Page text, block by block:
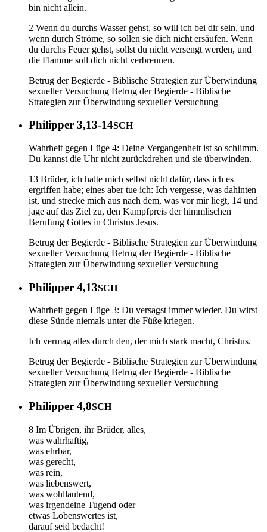
bin nicht allein.
2 Wenn du durchs Wasser gehst, so will ich bei dir sein, und
wenn durch Ströme, so sollen sie dich nicht ersäufen. Wenn
du durchs Feuer gehst, sollst du nicht versengt werden, und
die Flamme soll dich nicht verbrennen.
Betrug der Begierde - Biblische Strategien zur Überwindung
sexueller Versuchung Betrug der Begierde - Biblische
Strategien zur Überwindung sexueller Versuchung
Philipper 3,13-14SCH
Wahrheit gegen Lüge 4: Deine Vergangenheit ist so schlimm.
Du kannst die Uhr nicht zurückdrehen und sie überwinden.
13 Brüder, ich halte mich selbst nicht dafür, dass ich es
ergriffen habe; eines aber tue ich: Ich vergesse, was dahinten
ist, und strecke mich aus nach dem, was vor mir liegt, 14 und
jage auf das Ziel zu, den Kampfpreis der himmlischen
Berufung Gottes in Christus Jesus.
Betrug der Begierde - Biblische Strategien zur Überwindung
sexueller Versuchung Betrug der Begierde - Biblische
Strategien zur Überwindung sexueller Versuchung
Philipper 4,13SCH
Wahrheit gegen Lüge 3: Du versagst immer wieder. Du wirst
diese Sünde niemals unter die Füße kriegen.
Ich vermag alles durch den, der mich stark macht, Christus.
Betrug der Begierde - Biblische Strategien zur Überwindung
sexueller Versuchung Betrug der Begierde - Biblische
Strategien zur Überwindung sexueller Versuchung
Philipper 4,8SCH
8 Im Übrigen, ihr Brüder, alles,
was wahrhaftig,
was ehrbar,
was gerecht,
was rein,
was liebenswert,
was wohllautend,
was irgendeine Tugend oder
etwas Lobenswertes ist,
darauf seid bedacht!